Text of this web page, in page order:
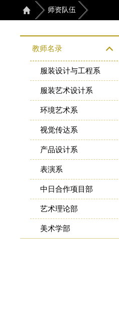
师资队伍
教师名录
服装设计与工程系
服装艺术设计系
环境艺术系
视觉传达系
产品设计系
表演系
中日合作项目部
艺术理论部
美术学部